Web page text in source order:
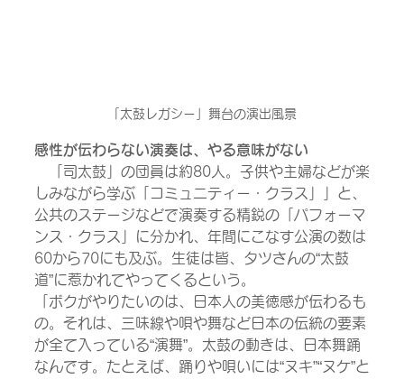
「太鼓レガシー」舞台の演出風景
感性が伝わらない演奏は、やる意味がない
「司太鼓」の団員は約80人。子供や主婦などが楽
しみながら学ぶ「コミュニティー・クラス」」と、
公共のステージなどで演奏する精鋭の「パフォーマ
ンス・クラス」に分かれ、年間にこなす公演の数は
60から70にも及ぶ。生徒は皆、タツさんの“太鼓
道”に惹かれてやってくるという。
「ボクがやりたいのは、日本人の美徳感が伝わるも
の。それは、三味線や唄や舞など日本の伝統の要素
が全て入っている“演舞”。太鼓の動きは、日本舞踊
なんです。たとえば、踊りや唄いには“ヌキ”“ヌケ”と